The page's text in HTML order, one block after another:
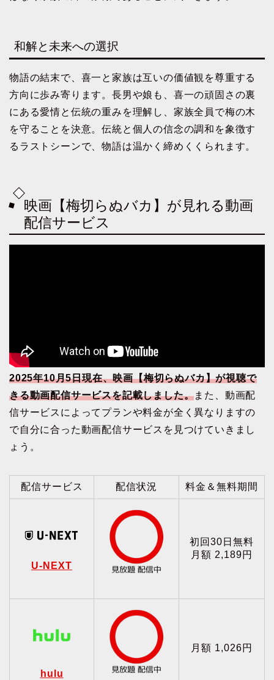
和解と未来への選択
物語の結末で、喜一と家族は互いの価値観を尊重する
方向に歩み寄ります。長男や娘も、喜一の頑固さの裏
にある愛情と伝統の重みを理解し、家族全員で梅の木
を守ることを決意。伝統と個人の信念の調和を象徴す
るラストシーンで、物語は温かく締めくくられます。
映画【梅切らぬバカ】が見れる動画
配信サービス
2025年10月5日現在、映画【梅切らぬバカ】が視聴で
きる動画配信サービスを記載しました。また、動画配
信サービスによってプランや料金が全く異なりますの
で自分に合った動画配信サービスを見つけていきまし
ょう。
配信サービス 配信状況 料金＆無料期間
U-NEXT
初回30日無料
月額 2,189円
hulu
月額 1,026円